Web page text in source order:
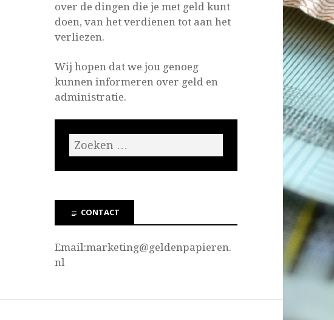
over de dingen die je met geld kunt
doen, van het verdienen tot aan het
verliezen.
Wij hopen dat we jou genoeg
kunnen informeren over geld en
administratie.
CONTACT
Email:marketing@geldenpapieren.
nl